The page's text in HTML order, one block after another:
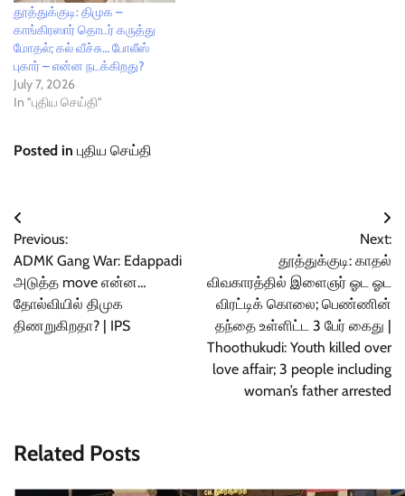
தூத்துக்குடி: திமுக –
காங்கிரஸார் தொடர் கருத்து
மோதல்; கல் வீச்சு… போலீஸ்
புகார் – என்ன நடக்கிறது?
July 7, 2026
In "புதிய செய்தி"
Posted in புதிய செய்தி
Post
navigation
Previous:
ADMK Gang War: Edappadi
அடுத்த move என்ன…
தோல்வியில் திமுக
திணறுகிறதா? | IPS
Next:
தூத்துக்குடி: காதல்
விவகாரத்தில் இளைஞர் ஓட ஓட
விரட்டிக் கொலை; பெண்ணின்
தந்தை உள்ளிட்ட 3 பேர் கைது |
Thoothukudi: Youth killed over
love affair; 3 people including
woman’s father arrested
Related Posts